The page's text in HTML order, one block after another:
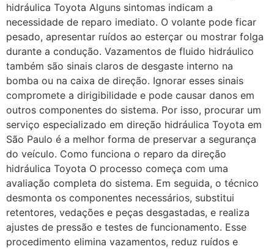
hidráulica Toyota Alguns sintomas indicam a
necessidade de reparo imediato. O volante pode ficar
pesado, apresentar ruídos ao esterçar ou mostrar folga
durante a condução. Vazamentos de fluido hidráulico
também são sinais claros de desgaste interno na
bomba ou na caixa de direção. Ignorar esses sinais
compromete a dirigibilidade e pode causar danos em
outros componentes do sistema. Por isso, procurar um
serviço especializado em direção hidráulica Toyota em
São Paulo é a melhor forma de preservar a segurança
do veículo. Como funciona o reparo da direção
hidráulica Toyota O processo começa com uma
avaliação completa do sistema. Em seguida, o técnico
desmonta os componentes necessários, substitui
retentores, vedações e peças desgastadas, e realiza
ajustes de pressão e testes de funcionamento. Esse
procedimento elimina vazamentos, reduz ruídos e